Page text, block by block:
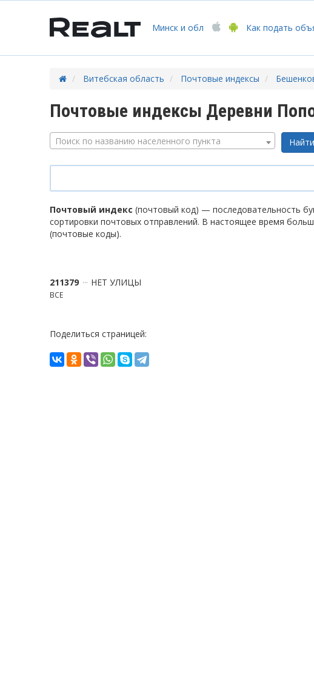
Минск и обл Как подать
Витебская область Почтовые индексы
Почтовые индексы Деревни
Поиск по названию населенного пункта
Почтовый индекс (почтовый код) — последовательность
сортировки почтовых отправлений. В настоящее время
(почтовые коды).
211379 НЕТ УЛИЦЫ
ВСЕ
Поделиться страницей: